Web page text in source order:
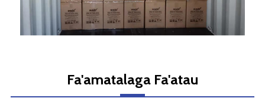
Fa'amatalaga Fa'atau